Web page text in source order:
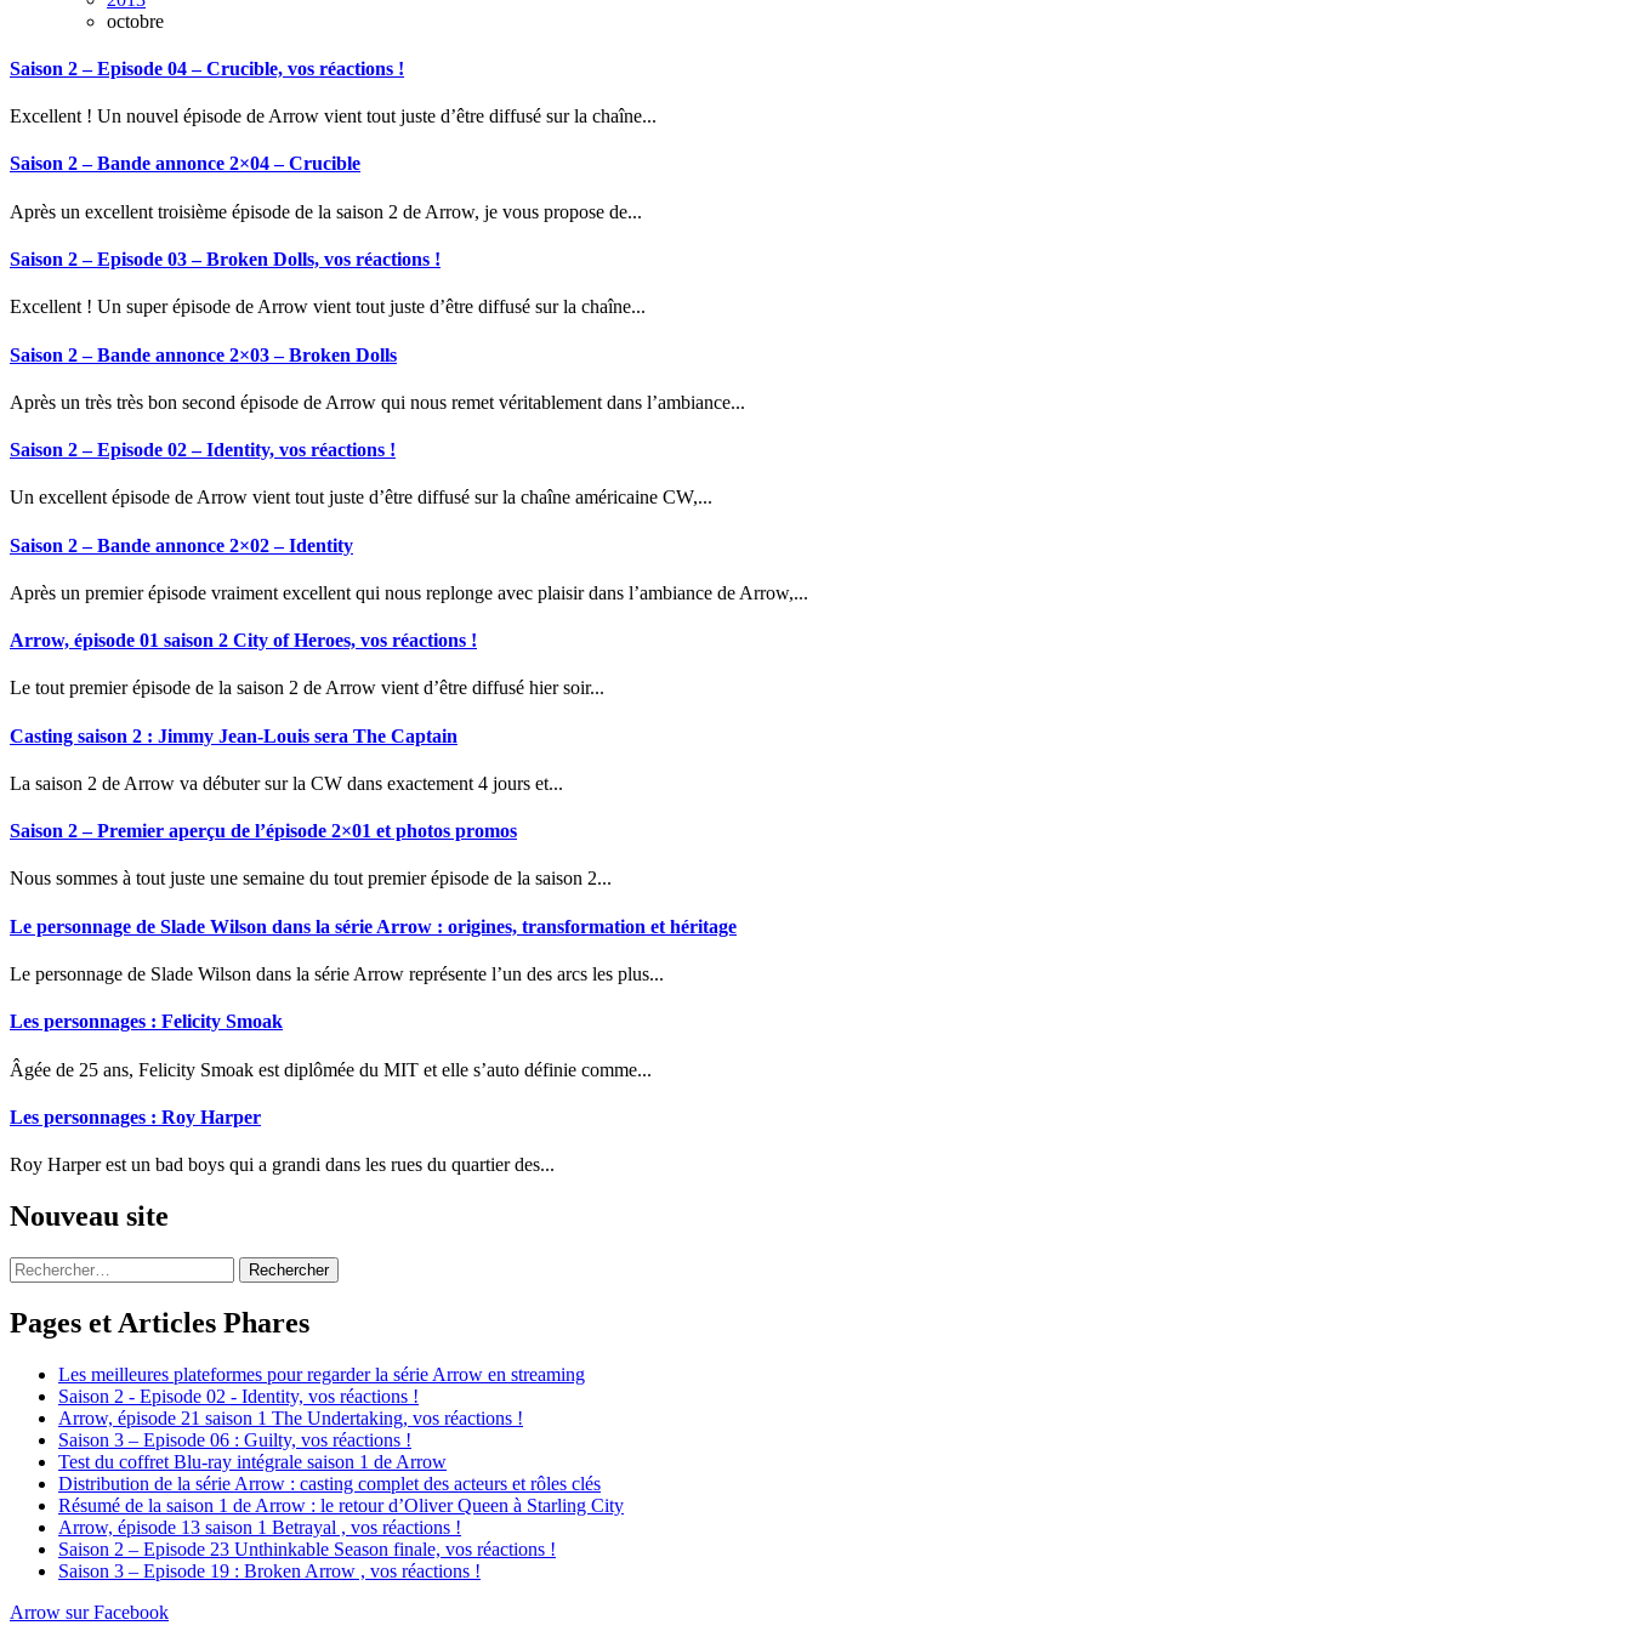
octobre
Saison 2 – Episode 04 – Crucible, vos réactions !
Excellent ! Un nouvel épisode de Arrow vient tout juste d’être diffusé sur la chaîne...
Saison 2 – Bande annonce 2×04 – Crucible
Après un excellent troisième épisode de la saison 2 de Arrow, je vous propose de...
Saison 2 – Episode 03 – Broken Dolls, vos réactions !
Excellent ! Un super épisode de Arrow vient tout juste d’être diffusé sur la chaîne...
Saison 2 – Bande annonce 2×03 – Broken Dolls
Après un très très bon second épisode de Arrow qui nous remet véritablement dans l’ambiance...
Saison 2 – Episode 02 – Identity, vos réactions !
Un excellent épisode de Arrow vient tout juste d’être diffusé sur la chaîne américaine CW,...
Saison 2 – Bande annonce 2×02 – Identity
Après un premier épisode vraiment excellent qui nous replonge avec plaisir dans l’ambiance de Arrow,...
Arrow, épisode 01 saison 2 City of Heroes, vos réactions !
Le tout premier épisode de la saison 2 de Arrow vient d’être diffusé hier soir...
Casting saison 2 : Jimmy Jean-Louis sera The Captain
La saison 2 de Arrow va débuter sur la CW dans exactement 4 jours et...
Saison 2 – Premier aperçu de l’épisode 2×01 et photos promos
Nous sommes à tout juste une semaine du tout premier épisode de la saison 2...
Le personnage de Slade Wilson dans la série Arrow : origines, transformation et héritage
Le personnage de Slade Wilson dans la série Arrow représente l’un des arcs les plus...
Les personnages : Felicity Smoak
Âgée de 25 ans, Felicity Smoak est diplômée du MIT et elle s’auto définie comme...
Les personnages : Roy Harper
Roy Harper est un bad boys qui a grandi dans les rues du quartier des...
Nouveau site
Rechercher :
Pages et Articles Phares
Les meilleures plateformes pour regarder la série Arrow en streaming
Saison 2 - Episode 02 - Identity, vos réactions !
Arrow, épisode 21 saison 1 The Undertaking, vos réactions !
Saison 3 – Episode 06 : Guilty, vos réactions !
Test du coffret Blu-ray intégrale saison 1 de Arrow
Distribution de la série Arrow : casting complet des acteurs et rôles clés
Résumé de la saison 1 de Arrow : le retour d’Oliver Queen à Starling City
Arrow, épisode 13 saison 1 Betrayal , vos réactions !
Saison 2 – Episode 23 Unthinkable Season finale, vos réactions !
Saison 3 – Episode 19 : Broken Arrow , vos réactions !
Arrow sur Facebook